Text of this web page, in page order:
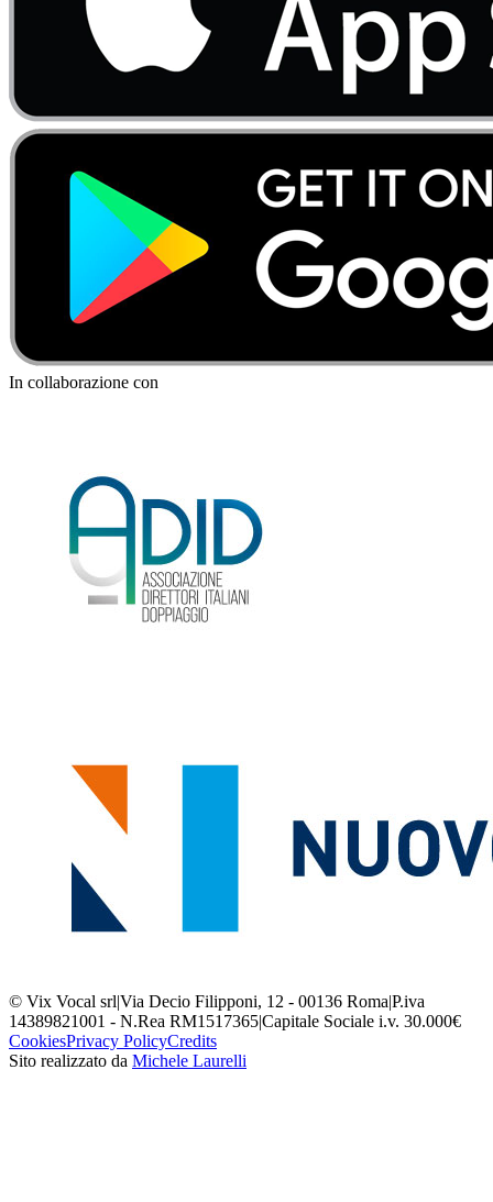
In collaborazione con
© Vix Vocal srl|Via Decio Filipponi, 12 - 00136 Roma|P.iva
14389821001 - N.Rea RM1517365|Capitale Sociale i.v. 30.000€
CookiesPrivacy PolicyCredits
Sito realizzato da Michele Laurelli